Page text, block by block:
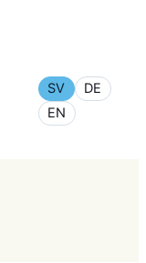
SV
DE
EN